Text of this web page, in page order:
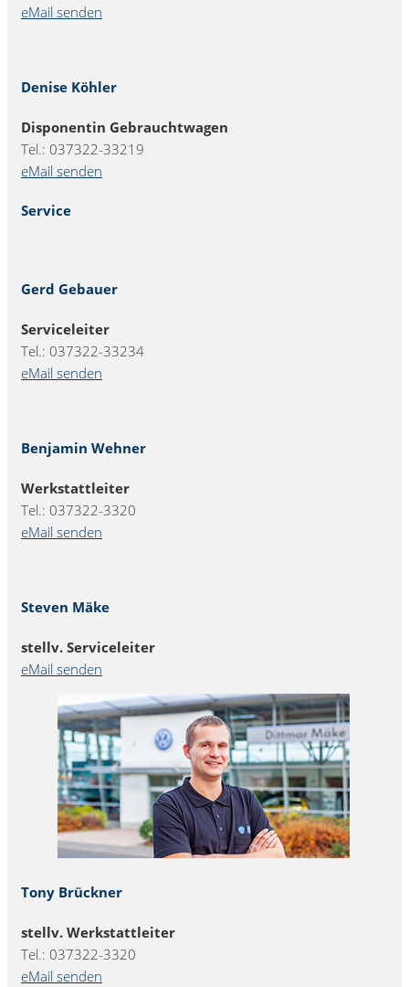
eMail senden
Denise Köhler
Disponentin Gebrauchtwagen
Tel.: 037322-33219
eMail senden
Service
Gerd Gebauer
Serviceleiter
Tel.: 037322-33234
eMail senden
Benjamin Wehner
Werkstattleiter
Tel.: 037322-3320
eMail senden
Steven Mäke
stellv. Serviceleiter
eMail senden
Tony Brückner
stellv. Werkstattleiter
Tel.: 037322-3320
eMail senden